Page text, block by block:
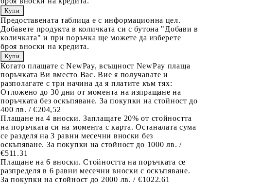
Предоставената таблица е с информационна цел.
Добавете продукта в количката си с бутона "Добави в
количката" и при поръчка ще можете да изберете
броя вноски на кредита.
Когато плащате с NewPay, всъщност NewPay плаща
поръчката Ви вместо Вас. Вие я получавате и
разполагате с три начина да я платите към тях:
Отложено до 30 дни от момента на изпращане на
поръчката без оскъпяване. За покупки на стойност до
400 лв. / €204,52
Плащане на 4 вноски. Заплащате 20% от стойността
на поръчката си на момента с карта. Останалата сума
се разделя на 3 равни месечни вноски без
оскъпяване. За покупки на стойност до 1000 лв. /
€511.31
Плащане на 6 вноски. Стойността на поръчката се
разпределя в 6 равни месечни вноски с оскъпяване.
За покупки на стойност до 2000 лв. / €1022.61